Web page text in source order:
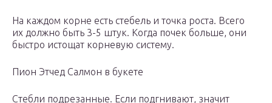
На каждом корне есть стебель и точка роста. Всего
их должно быть 3-5 штук. Когда почек больше, они
быстро истощат корневую систему.
Пион Этчед Салмон в букете
Стебли подрезанные. Если подгнивают, значит